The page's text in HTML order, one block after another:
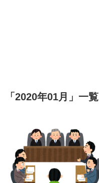
「 2020年01月 」 一覧